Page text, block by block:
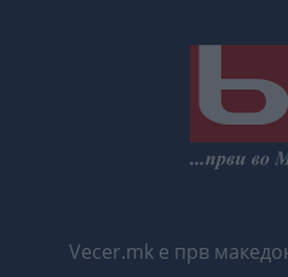
Vecer.mk е прв